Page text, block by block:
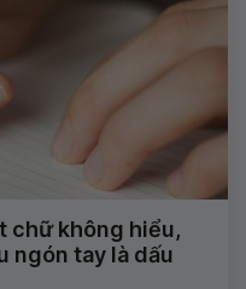
chữ không hiểu,
ngón tay là dấu